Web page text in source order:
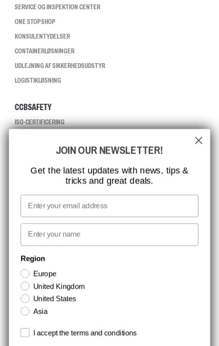
SERVICE OG INSPEKTION CENTER
ONE STOP SHOP
KONSULENTYDELSER
CONTAINERLØSNINGER
UDLEJNING AF SIKKERHEDSUDSTYR
LOGISTIKLØSNING
CCBSAFETY
ISO-CERTIFICERING
MISSION, VISION OG VÆRDIER
KONTAKT
JOB HOS CCBSAFETY
MEDIA
VI TAGER ANSVAR
NYHEDSBREV TILMELDING
Hold dig opdateret med gode tilbud og produktnyheder. Din e-mail
opbevares sikkert og du kan til enhver tid
JOIN OUR NEWSLETTER!
Get the latest updates with news, tips &
tricks and great deals.
Email
First name
Region
Europe
United Kingdom
United States
Asia
Terms and conditions
I accept the terms and conditions